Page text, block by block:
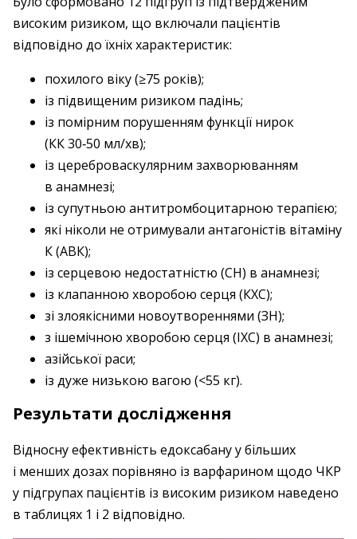
високим ризиком, що включали пацієнтів
відповідно до їхніх характеристик:
похилого віку (≥75 років);
із підвищеним ризиком падінь;
із помірним порушенням функції ­нирок
(КК 30‑50 мл/хв);
із цереброваскулярним захворюванням
в анамнезі;
із супутньою антитромбоцитарною терапією;
які ніколи не отримували антагоністів вітаміну
К (АВК);
із серцевою недостатністю (СН) в анам­незі;
із клапанною хворобою серця (КХС);
зі злоякісними новоутвореннями (ЗН);
з ішемічною хворобою серця (ІХС) в анамнезі;
азійської раси;
із дуже низькою вагою (<55 кг).
Результати дослід­жен­ня
Відносну ефективність едоксабану у більших
і менших дозах порівняно із варфарином щодо ЧКР
у підгрупах паці­єнтів із високим ризиком наведено
в таб­ли­цях 1 і 2 відповідно.